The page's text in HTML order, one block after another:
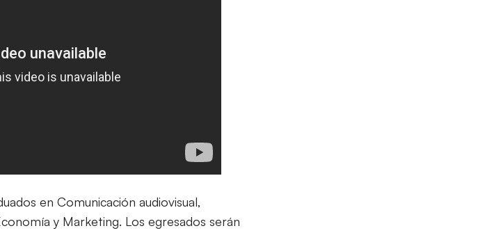
en Comunicación audiovisual,
y Marketing. Los egresados serán